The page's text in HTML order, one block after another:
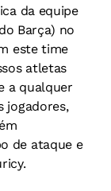
da equipe
Barça) no
este time
atletas
a qualquer
jogadores,
de ataque e